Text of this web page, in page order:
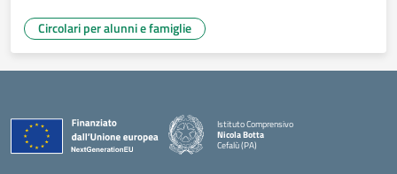
Circolari per alunni e famiglie
Istituto Comprensivo
Nicola Botta
Cefalù (PA)